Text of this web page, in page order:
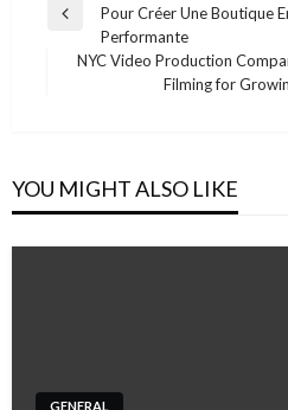
navigation
Previous
Pour Créer Une Boutique
Performante
NYC Video Production
Filming for
YOU MIGHT ALSO LIKE
GENERAL